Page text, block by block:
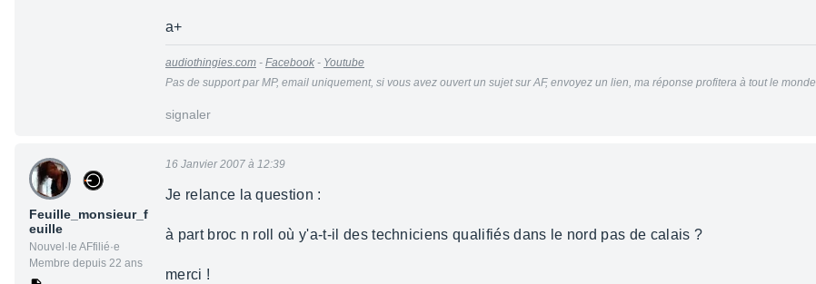
a+
audiothingies.com - Facebook - Youtube
Pas de support par MP, email uniquement, si vous avez ouvert un sujet sur AF, envoyez un lien, ma réponse profitera à tout le monde
signaler
Feuille_monsieur_f
euille
Nouvel·le AFfilié·e
Membre depuis 22 ans
16 Janvier 2007 à 12:39
Je relance la question :
à part broc n roll où y'a-t-il des techniciens qualifiés dans le nord pas de calais ?
merci !